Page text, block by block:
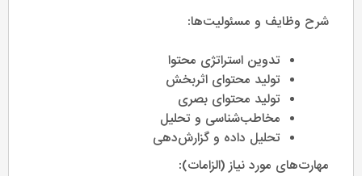
شرح وظایف و مسئولیت‌ها:
تدوین استراتژی محتوا
تولید محتوای اثربخش
تولید محتوای بصری
مخاطب‌شناسی و تحلیل
تحلیل داده و گزارش‌دهی
مهارت‌های مورد نیاز (الزامات):